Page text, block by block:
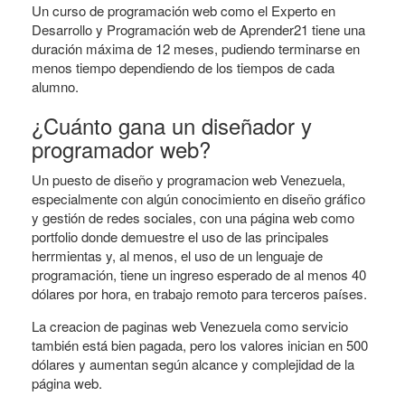
Un curso de programación web como el Experto en
Desarrollo y Programación web de Aprender21 tiene una
duración máxima de 12 meses, pudiendo terminarse en
menos tiempo dependiendo de los tiempos de cada
alumno.
¿Cuánto gana un diseñador y
programador web?
Un puesto de diseño y programacion web Venezuela,
especialmente con algún conocimiento en diseño gráfico
y gestión de redes sociales, con una página web como
portfolio donde demuestre el uso de las principales
herrmientas y, al menos, el uso de un lenguaje de
programación, tiene un ingreso esperado de al menos 40
dólares por hora, en trabajo remoto para terceros países.
La creacion de paginas web Venezuela como servicio
también está bien pagada, pero los valores inician en 500
dólares y aumentan según alcance y complejidad de la
página web.